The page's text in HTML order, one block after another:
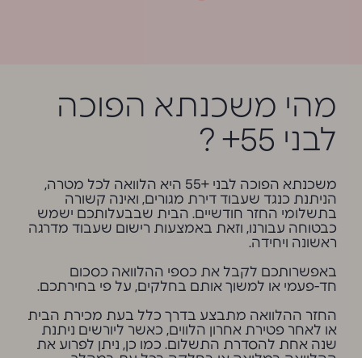
מהי משכנתא הפוכה
לבני 55+ ?
משכנתא הפוכה לבני +55 היא הלוואה לכל מטרה,
הניתנת כנגד שעבוד דירת מגורים, ואינה קשורה
בתשלומי החזר חודשיים. הבית שבבעלותכם ישמש
כבטוחה עבורנו, וזאת באמצעות רישום שעבוד מדרגה
ראשונה ויחידה.
באפשרותכם לקבל את כספי ההלוואה כסכום
חד-פעמי או למשוך אותם בחלקים, על פי בחירתכם.
החזר ההלוואה מתבצע בדרך כלל בעת מכירת הבית
או לאחר פטירת אחרון הלווים, כאשר ליורשים ניתנת
שנה אחת להסדרת התשלום. כמו כן, ניתן לפרוע את